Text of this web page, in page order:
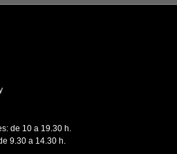
de 10 a 19.30 h.
9.30 a 14.30 h.